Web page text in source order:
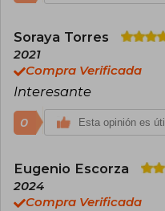
Soraya Torres
2021
Compra Verificada
Interesante
0 Esta opinión es útil
Eugenio Escorza
2024
Compra Verificada